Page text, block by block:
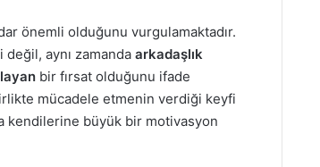
önemli olduğunu vurgulamaktadır.
aynı zamanda arkadaşlık
bir fırsat olduğunu ifade
mücadele etmenin verdiği keyfi
kendilerine büyük bir motivasyon